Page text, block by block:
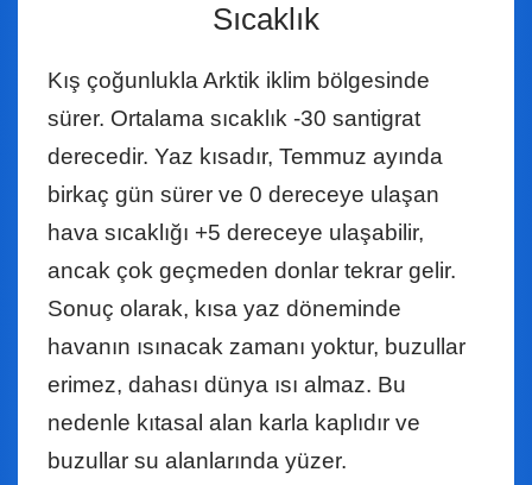
Sıcaklık
Kış çoğunlukla Arktik iklim bölgesinde
sürer. Ortalama sıcaklık -30 santigrat
derecedir. Yaz kısadır, Temmuz ayında
birkaç gün sürer ve 0 dereceye ulaşan
hava sıcaklığı +5 dereceye ulaşabilir,
ancak çok geçmeden donlar tekrar gelir.
Sonuç olarak, kısa yaz döneminde
havanın ısınacak zamanı yoktur, buzullar
erimez, dahası dünya ısı almaz. Bu
nedenle kıtasal alan karla kaplıdır ve
buzullar su alanlarında yüzer.